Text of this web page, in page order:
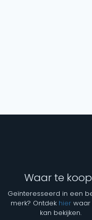
Waar te
Geïnteresseerd in een
merk? Ontdek hierwaar
kan bekijken.